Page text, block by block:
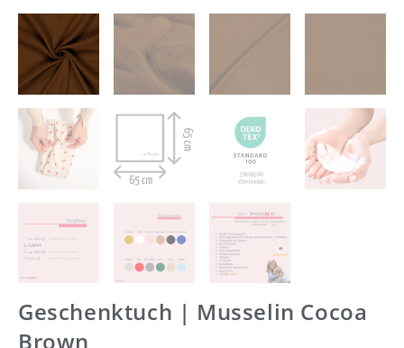
Geschenktuch | Musselin Cocoa
Brown